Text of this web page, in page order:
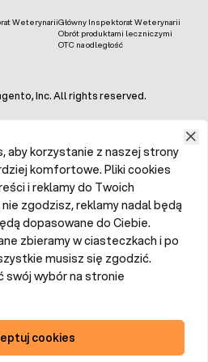
potrzeb konkretnych warzyw
odpowiednich składników
w strukturze gleby. Można to
kompostu, nawozów, czy
. Innym rozwiązaniem jest
,
wszystkich warzyw.
do uprawy warzyw
ziemi do uprawy warzyw to
roślinom optymalne warunki
zabiegi mogą się różnić
gatunkowych, stanu podłoża i
przekopać na głębokość około
WeterynariiGłówny Inspektorat Weterynarii
Obrót produktami leczniczymi
OTC na odległość
Inc. All rights reserved.
aby korzystanie z naszej strony
komfortowe. Pliki cookies
i reklamy do Twoich
zgodzisz, reklamy nadal będą
dopasowane do Ciebie.
zbieramy w ciasteczkach i po
musisz się zgodzić.
swój wybór na stronie
cookies